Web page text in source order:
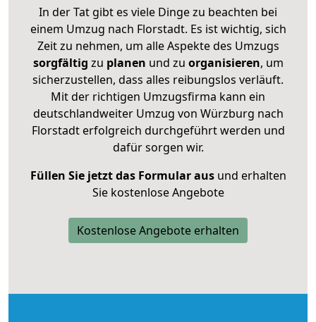
In der Tat gibt es viele Dinge zu beachten bei
einem Umzug nach Florstadt. Es ist wichtig, sich
Zeit zu nehmen, um alle Aspekte des Umzugs
sorgfältig zu planen und zu organisieren, um
sicherzustellen, dass alles reibungslos verläuft.
Mit der richtigen Umzugsfirma kann ein
deutschlandweiter Umzug von Würzburg nach
Florstadt erfolgreich durchgeführt werden und
dafür sorgen wir.
Füllen Sie jetzt das Formular ausund erhalten
Sie kostenlose Angebote
Kostenlose Angebote erhalten